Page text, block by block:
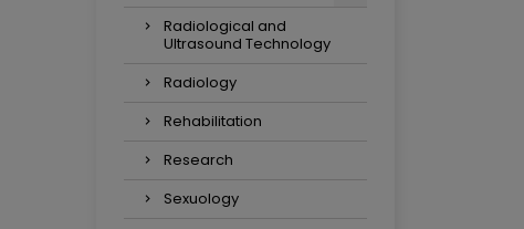
Radiological and
Ultrasound Technology
Radiology
Rehabilitation
Research
Sexuology